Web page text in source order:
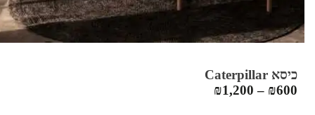
כיסא Caterpillar
₪600
–
₪1,200